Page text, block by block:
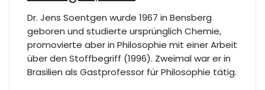
Dr. Jens Soentgen wurde 1967 in Bensberg
geboren und studierte ursprünglich Chemie,
promovierte aber in Philosophie mit einer Arbeit
über den Stoffbegriff (1996). Zweimal war er in
Brasilien als Gastprofessor für Philosophie tätig.